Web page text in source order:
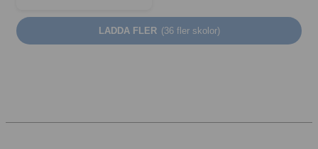
LADDA FLER (36 fler skolor)